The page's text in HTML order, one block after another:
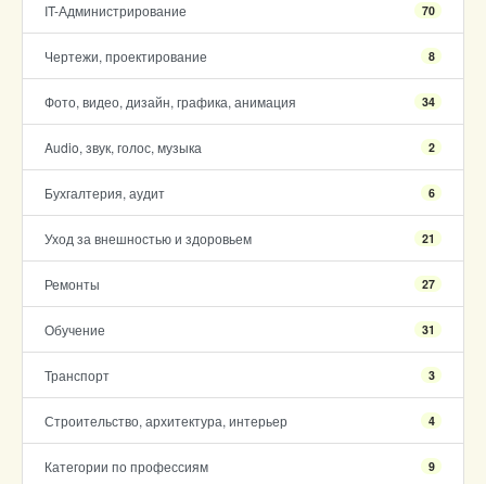
IT-Администрирование 70
Чертежи, проектирование 8
Фото, видео, дизайн, графика, анимация 34
Audio, звук, голос, музыка 2
Бухгалтерия, аудит 6
Уход за внешностью и здоровьем 21
Ремонты 27
Обучение 31
Транспорт 3
Строительство, архитектура, интерьер 4
Категории по профессиям 9